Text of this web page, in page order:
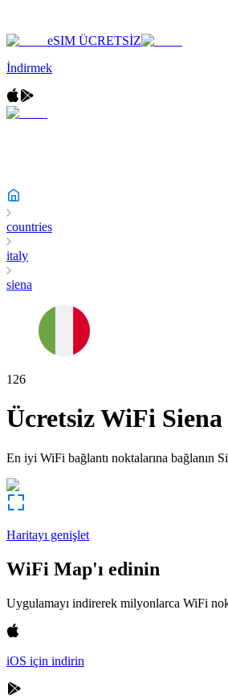
eSIM ÜCRETSİZ
İndirmek
countries
italy
siena
126
Ücretsiz WiFi Siena
En iyi WiFi bağlantı noktalarına bağlanın
Haritayı genişlet
WiFi Map'ı edinin
Uygulamayı indirerek milyonlarca WiFi
iOS için indirin